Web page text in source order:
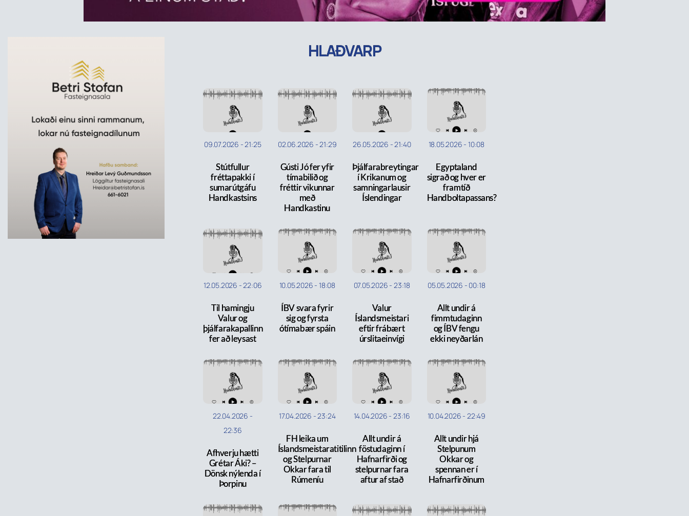
HLAÐVARP
09.07.2026 -21:25
Stútfullur
fréttapakki í
sumarútgáfu
Handkastsins
02.06.2026 -21:29
Gústi Jó fer yfir
tímabilið og
fréttir vikunnar
með
Handkastinu
26.05.2026 -21:40
Þjálfarabreytingar
í Krikanum og
samningarlausir
Íslendingar
18.05.2026 - 10:08
Egyptaland
sigrað og hver er
framtíð
Handboltapassans?
12.05.2026 -22:06
Til hamingju
Valur og
þjálfarakapallinn
fer að leysast
10.05.2026 - 18:08
ÍBV svara fyrir
sig og fyrsta
ótímabær spáin
07.05.2026 - 23:18
Valur
Íslandsmeistari
eftir frábært
úrslitaeinvígi
05.05.2026 - 00:18
Allt undir á
fimmtudaginn
og ÍBV fengu
ekki neyðarlán
22.04.2026 -
22:36
Afhverju hætti
Grétar Áki? –
Dönsk nýlenda í
Þorpinu
17.04.2026 -23:24
FH leika um
Íslandsmeistaratitilinn
og Stelpurnar
Okkar fara til
Rúmeníu
14.04.2026 - 23:16
Allt undir á
föstudaginn í
Hafnarfirði og
stelpurnar fara
aftur af stað
10.04.2026 - 22:49
Allt undir hjá
Stelpunum
Okkar og
spennan er í
Hafnarfirðinum